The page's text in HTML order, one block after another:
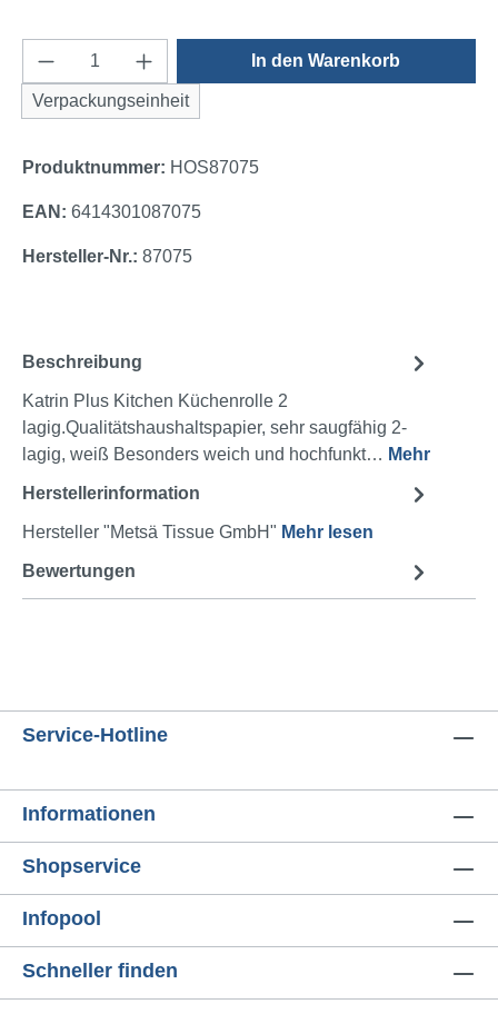
Produkt Anzahl: Gib den gewünschten
Verpackungseinheit
In den Warenkorb
Produktnummer: HOS87075
EAN: 6414301087075
Hersteller-Nr.: 87075
Beschreibung
Katrin Plus Kitchen Küchenrolle 2
lagig.Qualitätshaushaltspapier, sehr saugfähig 2-
lagig, weiß Besonders weich und hochfunkt… Mehr
Herstellerinformation
Hersteller "Metsä Tissue GmbH" Mehr lesen
Bewertungen
Service-Hotline
Informationen
Shopservice
Infopool
Schneller finden